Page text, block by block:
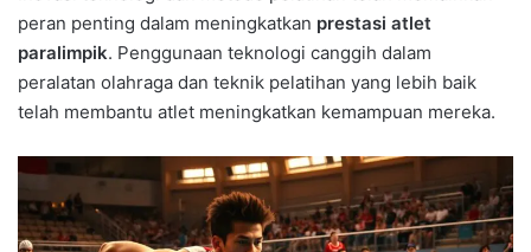
peran penting dalam meningkatkan prestasi atlet
paralimpik. Penggunaan teknologi canggih dalam
peralatan olahraga dan teknik pelatihan yang lebih baik
telah membantu atlet meningkatkan kemampuan mereka.